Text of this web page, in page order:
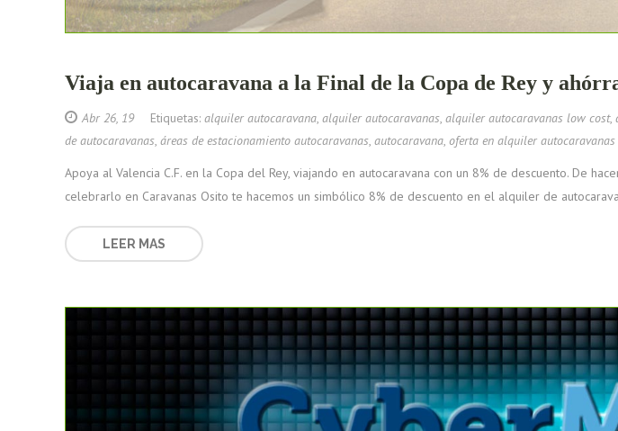
Viaja en autocaravana a la Final de la Copa de Rey y
Abr 26, 19Etiquetas: alquiler autocaravana, alquiler autocaravanas, alquiler autocaravanas low cost,
de autocaravanas, áreas de estacionamiento autocaravanas, autocaravana, oferta en alquiler autocaravanas
Apoya al Valencia C.F. en la Copa del Rey, viajando en autocaravana con un 8% de descuento. De
celebrarlo en Caravanas Osito te hacemos un simbólico 8% de descuento en el alquiler de
LEER MAS